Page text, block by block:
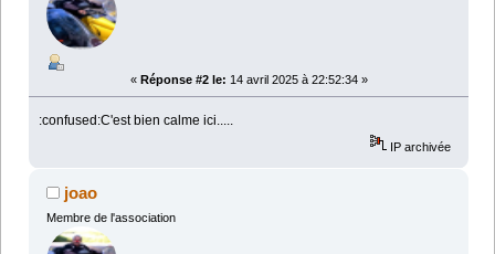
« Réponse #2 le: 14 avril 2025 à 22:52:34 »
:confused:C'est bien calme ici.....
IP archivée
joao
Membre de l'association